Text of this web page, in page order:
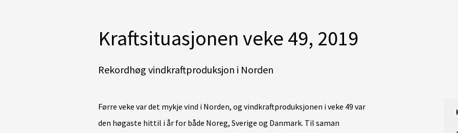
Kraftsituasjonen veke 49, 2019
Rekordhøg vindkraftproduksjon i Norden
Førre veke var det mykje vind i Norden, og vindkraftproduksjonen i veke 49 var
den høgaste hittil i år for både Noreg, Sverige og Danmark. Til saman